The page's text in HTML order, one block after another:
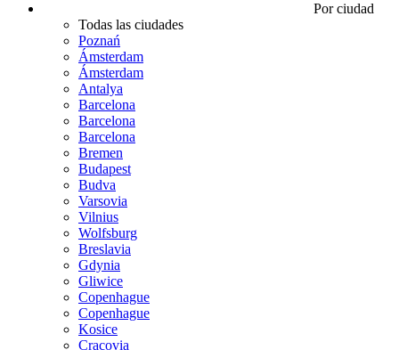
Por ciudad
Todas las ciudades
Poznań
Ámsterdam
Ámsterdam
Antalya
Barcelona
Barcelona
Barcelona
Bremen
Budapest
Budva
Varsovia
Vilnius
Wolfsburg
Breslavia
Gdynia
Gliwice
Copenhague
Copenhague
Kosice
Cracovia